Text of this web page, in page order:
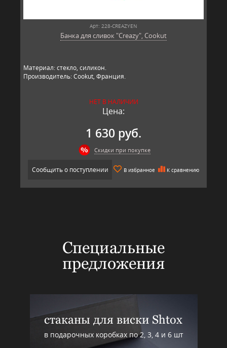
Арт: 228-CREAZYEN
Банка для сливок "Creazy", Cookut
Материал: стекло, силикон.
Производитель: Cookut, Франция.
НЕТ В НАЛИЧИИ
Цена:
1 630 руб.
Скидки при покупке
Сообщить о поступлении В избранное К сравнению
Специальные
предложения
стаканы для виски Shtox
в подарочных коробках по 2, 3, 4 и 6 шт